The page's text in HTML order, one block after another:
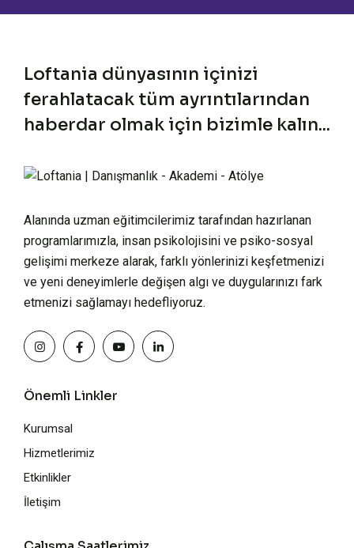
Loftania dünyasının içinizi
ferahlatacak tüm ayrıntılarından
haberdar olmak için bizimle kalın...
Alanında uzman eğitimcilerimiz tarafından hazırlanan
programlarımızla, insan psikolojisini ve psiko-sosyal
gelişimi merkeze alarak, farklı yönlerinizi keşfetmenizi
ve yeni deneyimlerle değişen algı ve duygularınızı fark
etmenizi sağlamayı hedefliyoruz.
Önemli Linkler
Kurumsal
Hizmetlerimiz
Etkinlikler
İletişim